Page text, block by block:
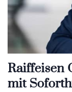
Raiffeisen
mit